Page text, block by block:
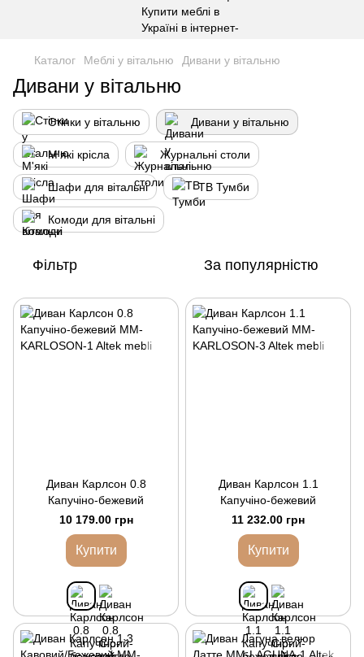
Каталог Меблі у вітальню Дивани у вітальню
Дивани у вітальню
Стінки у вітальню Дивани у вітальню
М'які крісла Журнальні столи
Шафи для вітальні ТВ Тумби
Комоди для вітальні
Фільтр За популярністю
Диван Карлсон 0.8
Капучіно-бежевий
10 179.00 грн
Купити
Диван Карлсон 1.1
Капучіно-бежевий
11 232.00 грн
Купити